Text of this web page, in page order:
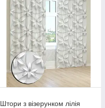
Штори з візерунком лілія